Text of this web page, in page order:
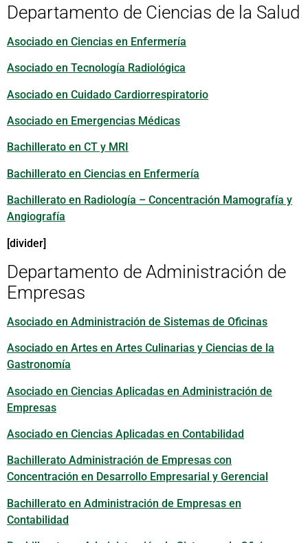
Departamento de Ciencias de la Salud
Asociado en Ciencias en Enfermería
Asociado en Tecnología Radiológica
Asociado en Cuidado Cardiorrespiratorio
Asociado en Emergencias Médicas
Bachillerato en CT y MRI
Bachillerato en Ciencias en Enfermería
Bachillerato en Radiología – Concentración Mamografía y
Angiografía
[divider]
Departamento de Administración de
Empresas
Asociado en Administración de Sistemas de Oficinas
Asociado en Artes en Artes Culinarias y Ciencias de la
Gastronomía
Asociado en Ciencias Aplicadas en Administración de
Empresas
Asociado en Ciencias Aplicadas en Contabilidad
Bachillerato Administración de Empresas con
Concentración en Desarrollo Empresarial y Gerencial
Bachillerato en Administración de Empresas en
Contabilidad